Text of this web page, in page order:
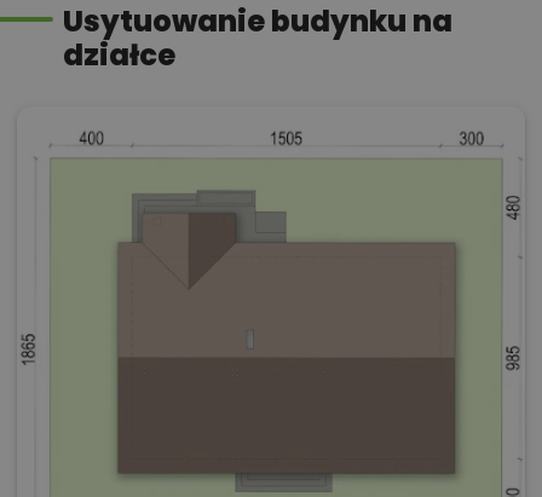
Usytuowanie budynku na
działce